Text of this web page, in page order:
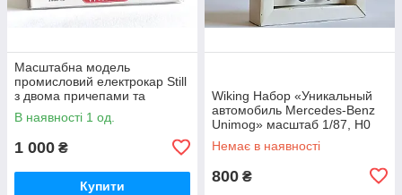
Масштабна модель
промисловий електрокар Still
з двома причепами та
вантажем, масштаб 1/87, H0
В наявності 1 од.
1 000 ₴
Купити
Wiking Набор «Уникальный
автомобиль Mercedes-Benz
Unimog»​​​​​​​ масштаб 1/87, H0
Немає в наявності
800 ₴